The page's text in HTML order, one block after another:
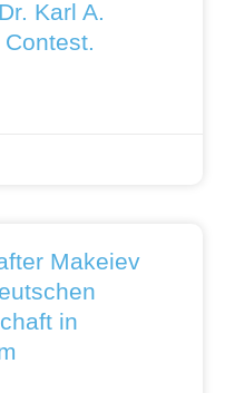
Karl A.
Makeiev
in